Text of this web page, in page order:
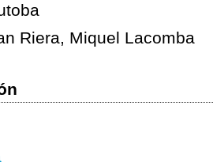
Riera, Miquel Lacomba